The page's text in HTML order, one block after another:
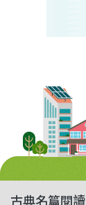
古典名篇閱讀